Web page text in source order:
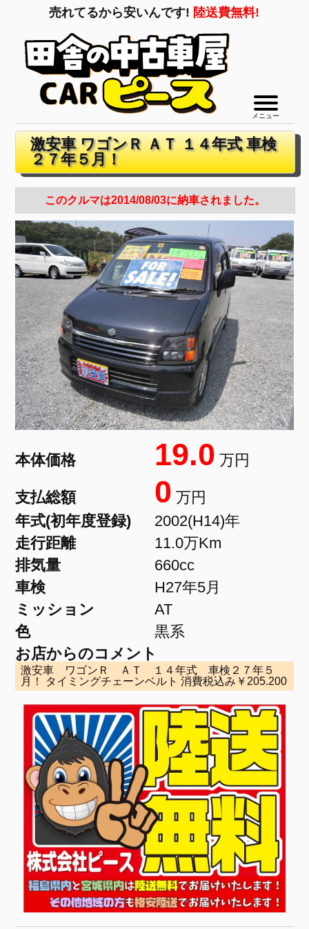
売れてるから安いんです! 陸送費無料!
メニュー
激安車 ワゴンＲ ＡＴ １４年式 車検
２７年５月！
このクルマは2014/08/03に納車されました。
本体価格 19.0 万円
支払総額 0 万円
年式(初年度登録)
2002(H14)年
走行距離
11.0万Km
排気量
660cc
車検
H27年5月
ミッション
AT
色
黒系
お店からのコメント
激安車 ワゴンＲ ＡＴ １４年式 車検２７年５
月！ タイミングチェーンベルト 消費税込み￥205.200